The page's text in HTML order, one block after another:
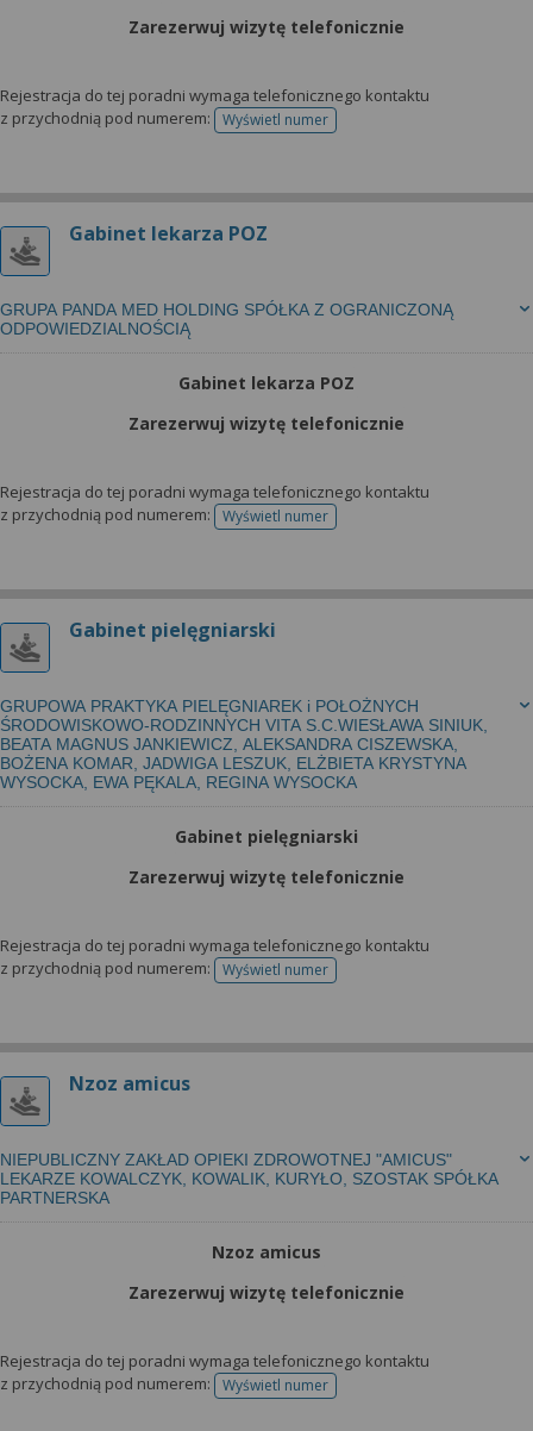
Zarezerwuj wizytę telefonicznie
Rejestracja do tej poradni wymaga telefonicznego kontaktu
z przychodnią pod numerem:
Wyświetl numertelefonu do rejestracji
Gabinet lekarza POZ
GRUPA PANDA MED HOLDING SPÓŁKA Z OGRANICZONĄ
ODPOWIEDZIALNOŚCIĄ
Gabinet lekarza POZ
Zarezerwuj wizytę telefonicznie
Rejestracja do tej poradni wymaga telefonicznego kontaktu
z przychodnią pod numerem:
Wyświetl numertelefonu do rejestracji
Gabinet pielęgniarski
GRUPOWA PRAKTYKA PIELĘGNIAREK i POŁOŻNYCH
ŚRODOWISKOWO-RODZINNYCH VITA S.C.WIESŁAWA SINIUK,
BEATA MAGNUS JANKIEWICZ, ALEKSANDRA CISZEWSKA,
BOŻENA KOMAR, JADWIGA LESZUK, ELŻBIETA KRYSTYNA
WYSOCKA, EWA PĘKALA, REGINA WYSOCKA
Gabinet pielęgniarski
Zarezerwuj wizytę telefonicznie
Rejestracja do tej poradni wymaga telefonicznego kontaktu
z przychodnią pod numerem:
Wyświetl numertelefonu do rejestracji
Nzoz amicus
NIEPUBLICZNY ZAKŁAD OPIEKI ZDROWOTNEJ "AMICUS"
LEKARZE KOWALCZYK, KOWALIK, KURYŁO, SZOSTAK SPÓŁKA
PARTNERSKA
Nzoz amicus
Zarezerwuj wizytę telefonicznie
Rejestracja do tej poradni wymaga telefonicznego kontaktu
z przychodnią pod numerem:
Wyświetl numertelefonu do rejestracji